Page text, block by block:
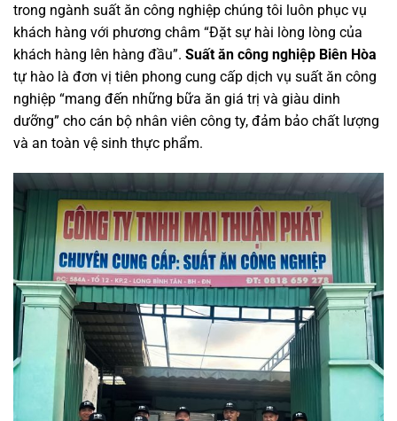
trong ngành suất ăn công nghiệp chúng tôi luôn phục vụ
khách hàng với phương châm “Đặt sự hài lòng lòng của
khách hàng lên hàng đầu”. Suất ăn công nghiệp Biên Hòa
tự hào là đơn vị tiên phong cung cấp dịch vụ suất ăn công
nghiệp “mang đến những bữa ăn giá trị và giàu dinh
dưỡng” cho cán bộ nhân viên công ty, đảm bảo chất lượng
và an toàn vệ sinh thực phẩm.